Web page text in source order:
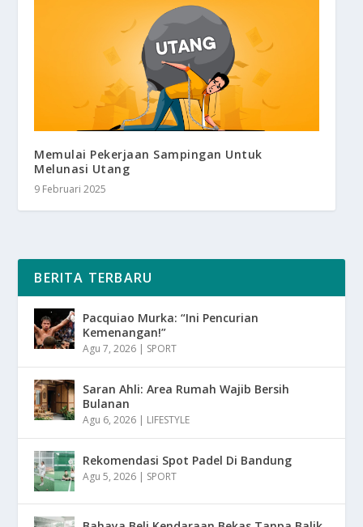
Memulai Pekerjaan Sampingan Untuk
Melunasi Utang
9 Februari 2025
BERITA TERBARU
Pacquiao Murka: “Ini Pencurian
Kemenangan!”
Agu 7, 2026 | SPORT
Saran Ahli: Area Rumah Wajib Bersih
Bulanan
Agu 6, 2026 | LIFESTYLE
Rekomendasi Spot Padel Di Bandung
Agu 5, 2026 | SPORT